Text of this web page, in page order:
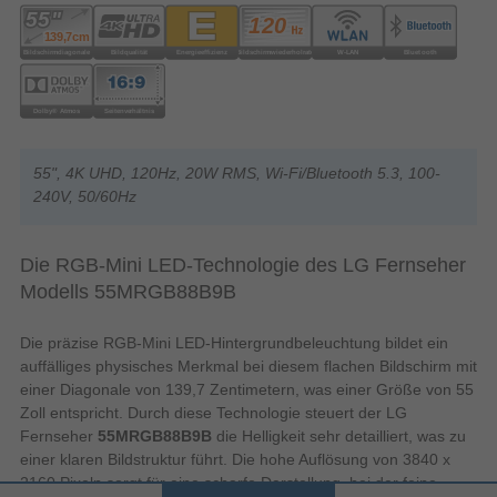
55", 4K UHD, 120Hz, 20W RMS, Wi-Fi/Bluetooth 5.3, 100-
240V, 50/60Hz
Die RGB-Mini LED-Technologie des LG Fernseher
Modells 55MRGB88B9B
Die präzise RGB-Mini LED-Hintergrundbeleuchtung bildet ein
auffälliges physisches Merkmal bei diesem flachen Bildschirm mit
einer Diagonale von 139,7 Zentimetern, was einer Größe von 55
Zoll entspricht. Durch diese Technologie steuert der LG
Fernseher 55MRGB88B9B die Helligkeit sehr detailliert, was zu
einer klaren Bildstruktur führt. Die hohe Auflösung von 3840 x
2160 Pixeln sorgt für eine scharfe Darstellung, bei der feine